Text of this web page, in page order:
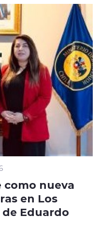
como nueva
en Los
Eduardo